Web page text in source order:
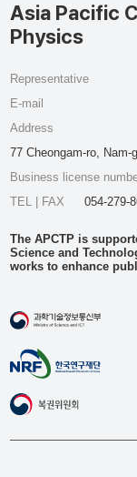
Asia Pacific
Physics
Representative
E-mail
Address
77 Cheongam-ro,
Business license
TEL | FAX
054-279-
The APCTP is
Science and
works to enhance